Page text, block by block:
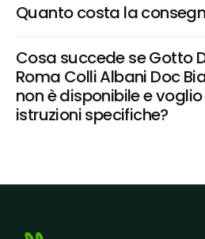
Quanto costa la
Cosa succede se Gotto
Roma Colli Albani Doc
non è disponibile e
istruzioni specifiche?